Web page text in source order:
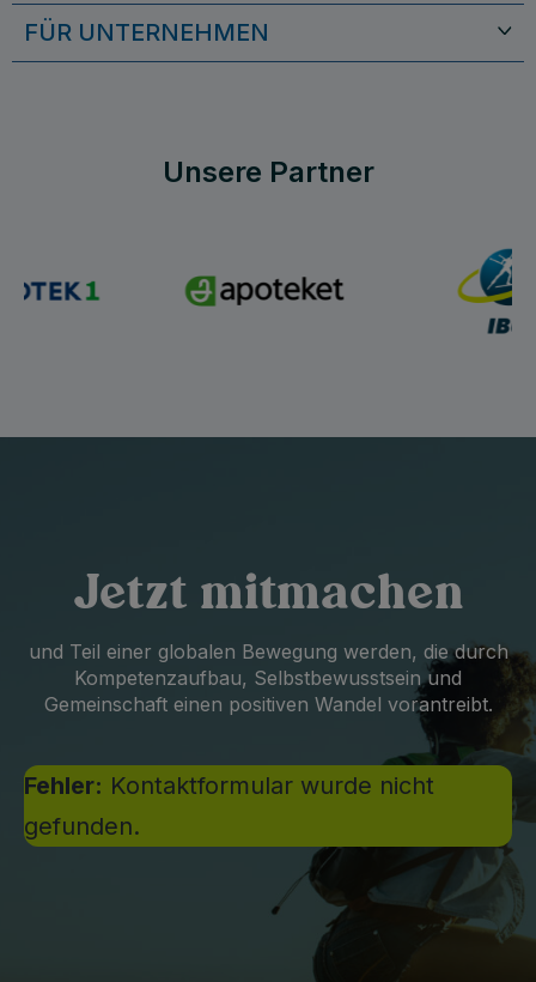
FÜR UNTERNEHMEN
Unsere Partner
Jetzt mitmachen
und Teil einer globalen Bewegung werden, die durch
Kompetenzaufbau, Selbstbewusstsein und
Gemeinschaft einen positiven Wandel vorantreibt.
Fehler: Kontaktformular wurde nicht
gefunden.